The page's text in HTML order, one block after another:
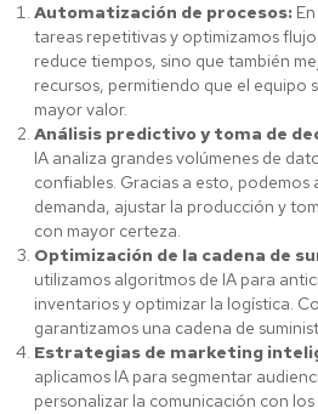
Automatización de procesos:
tareas repetitivas y optimizamos
reduce tiempos, sino que también
recursos, permitiendo que el equipo
mayor valor.
Análisis predictivo y toma de
IA analiza grandes volúmenes de
confiables. Gracias a esto, podemos
demanda, ajustar la producción y
con mayor certeza.
Optimización de la cadena de
utilizamos algoritmos de IA para
inventarios y optimizar la logística.
garantizamos una cadena de
Estrategias de marketing
aplicamos IA para segmentar
personalizar la comunicación con